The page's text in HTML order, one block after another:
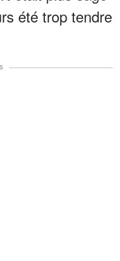
été trop tendre